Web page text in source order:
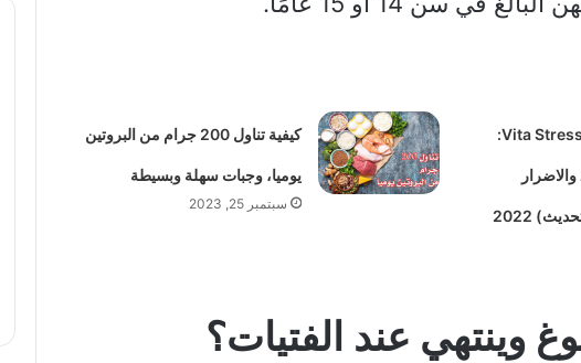
اقراص فيتا سترس Vita Stress:
2022
كيفية تناول 200 جرام من البروتين
يوميا، وجبات سهلة وبسيطة
سبتمبر 25, 2023
وينتهي عند الفتيات؟